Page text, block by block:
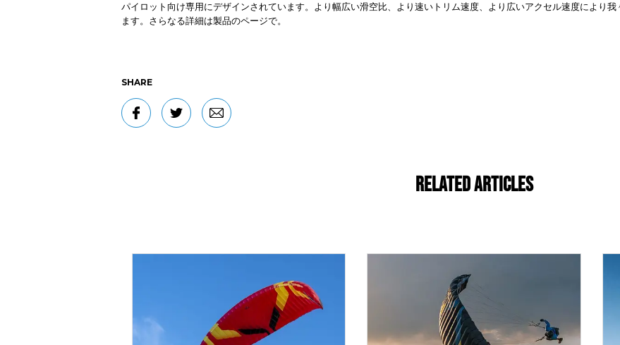
パイロット向け専用にデザインされています。より幅広い滑空比、より速いトリム速度、より広いアクセル速度により
ます。さらなる詳細は製品のページで。
SHARE
Related Articles